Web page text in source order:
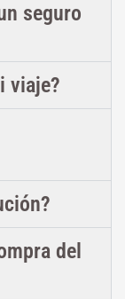
seguro
viaje?
del